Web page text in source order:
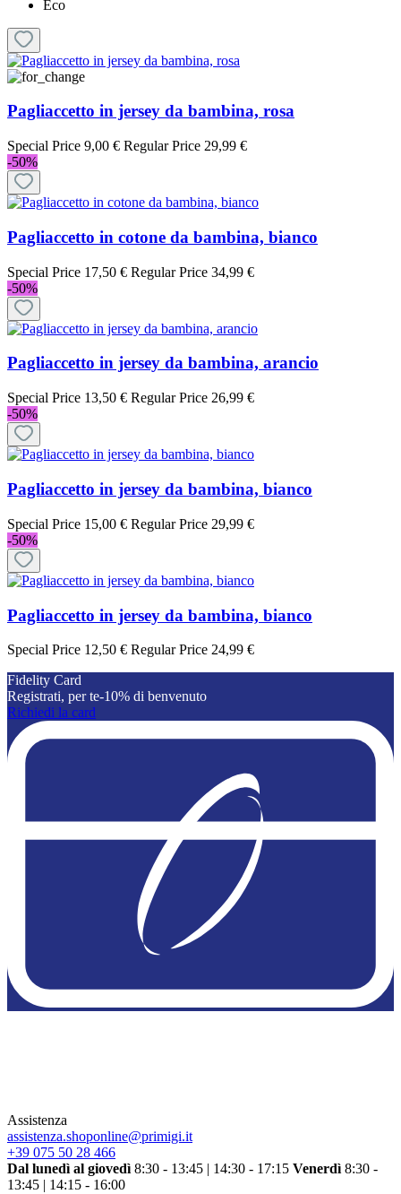
Eco
Pagliaccetto in jersey da bambina, rosa
Special Price 9,00 € Regular Price 29,99 €
-50%
Pagliaccetto in cotone da bambina, bianco
Special Price 17,50 € Regular Price 34,99 €
-50%
Pagliaccetto in jersey da bambina, arancio
Special Price 13,50 € Regular Price 26,99 €
-50%
Pagliaccetto in jersey da bambina, bianco
Special Price 15,00 € Regular Price 29,99 €
-50%
Pagliaccetto in jersey da bambina, bianco
Special Price 12,50 € Regular Price 24,99 €
Fidelity Card
Registrati, per te-10% di benvenuto
Richiedi la card
Assistenza
assistenza.shoponline@primigi.it
+39 075 50 28 466
Dal lunedì al giovedì 8:30 - 13:45 | 14:30 - 17:15 Venerdì 8:30 -
13:45 | 14:15 - 16:00